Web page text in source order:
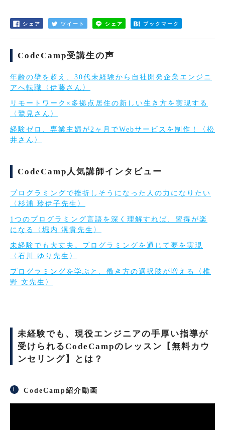
シェア ツイート シェア ブックマーク
CodeCamp受講生の声
年齢の壁を超え、30代未経験から自社開発企業エンジニ
アへ転職〈伊藤さん〉
リモートワーク×多拠点居住の新しい生き方を実現する
〈鷲見さん〉
経験ゼロ、専業主婦が2ヶ月でWebサービスを制作！〈松
井さん〉
CodeCamp人気講師インタビュー
プログラミングで挫折しそうになった人の力になりたい
〈杉浦 玲伊子先生〉
1つのプログラミング言語を深く理解すれば、習得が楽
になる〈堀内 滉貴先生〉
未経験でも大丈夫。プログラミングを通じて夢を実現
〈石川 ゆり先生〉
プログラミングを学ぶと、働き方の選択肢が増える〈椎
野 文先生〉
未経験でも、現役エンジニアの手厚い指導が
受けられるCodeCampのレッスン【無料カウ
ンセリング】とは？
CodeCamp紹介動画